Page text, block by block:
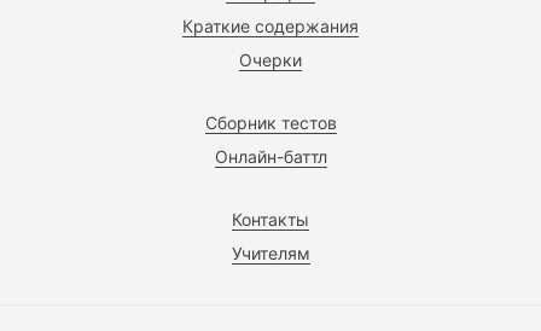
Краткие содержания
Очерки
Сборник тестов
Онлайн-баттл
Контакты
Учителям